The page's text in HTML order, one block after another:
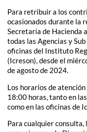
Para retribuir a los
ocasionados durante la
Secretaría de Hacienda
todas las Agencias y
oficinas del Instituto
(Icreson), desde el
de agosto de 2024.
Los horarios de
18:00 horas, tanto en
como en las oficinas de
Para cualquier